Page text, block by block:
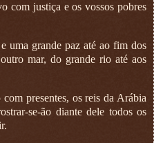
com justiça e os vossos pobres
uma grande paz até ao fim dos
mar, do grande rio até aos
presentes, os reis da Arábia
se-ão diante dele todos os